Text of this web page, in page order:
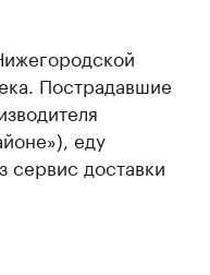
Пострадавшие
еду
сервис доставки